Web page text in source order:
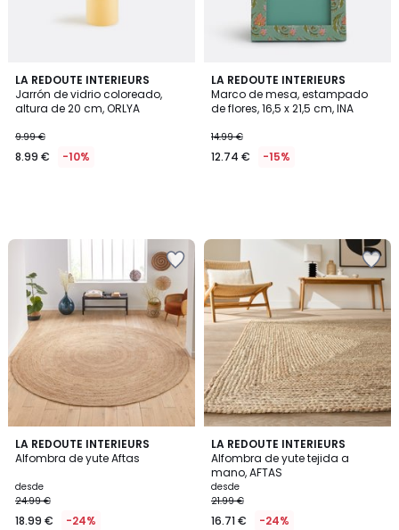
LA REDOUTE INTERIEURS
Jarrón de vidrio coloreado,
altura de 20 cm, ORLYA
9.99 €
8.99 € -10%
LA REDOUTE INTERIEURS
Marco de mesa, estampado
de flores, 16,5 x 21,5 cm, INA
14.99 €
12.74 € -15%
LA REDOUTE INTERIEURS
Alfombra de yute Aftas
desde
24.99 €
18.99 € -24%
4,2
/ 5
LA REDOUTE INTERIEURS
Alfombra de yute tejida a
mano, AFTAS
desde
21.99 €
16.71 € -24%
4,4
/ 5